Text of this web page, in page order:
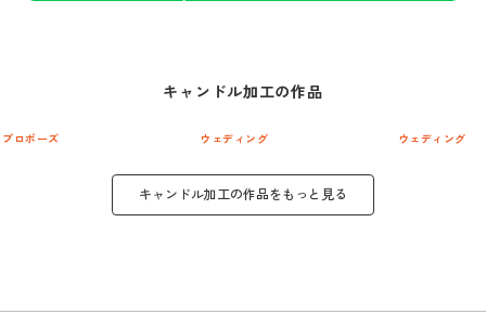
キャンドル加工の作品
プロポーズ ウェディング ウェディング
キャンドル加工の作品をもっと見る